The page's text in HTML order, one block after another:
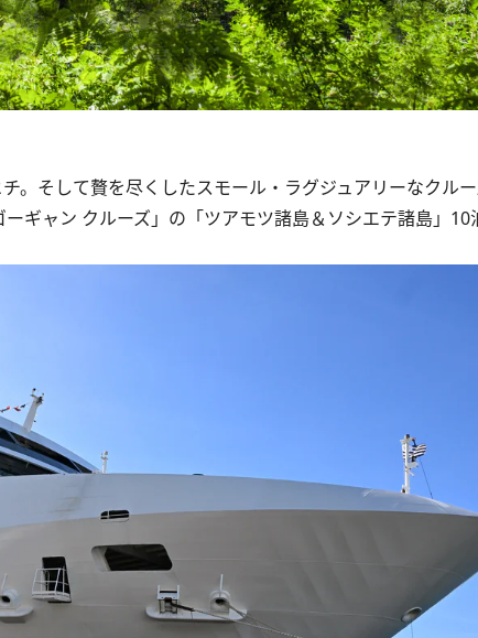
。そして贅を尽くしたスモール・ラグジュアリーなクル
ギャン クルーズ」の「ツアモツ諸島＆ソシエテ諸島」10